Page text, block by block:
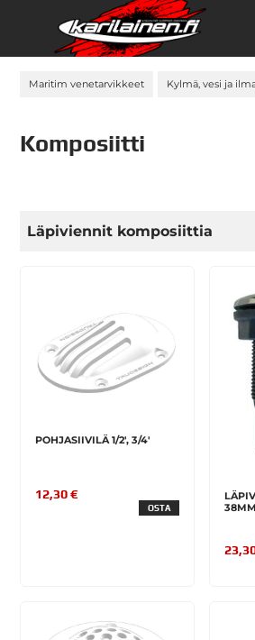
Maritim venetarvikkeet Kylmä, vesi ja
Komposiitti
Läpiviennit komposiittia
POHJASIIVILÄ 1/2', 3/4'
12,30 €
OSTA
38MM